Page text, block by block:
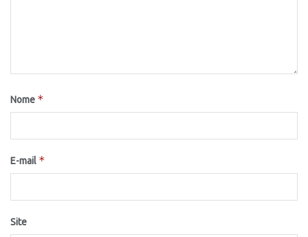
Nome *
E-mail *
Site